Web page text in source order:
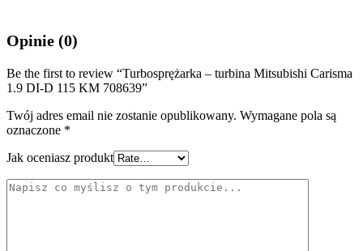
Opinie (0)
Be the first to review “Turbosprężarka – turbina Mitsubishi Carisma
1.9 DI-D 115 KM 708639”
Twój adres email nie zostanie opublikowany. Wymagane pola są
oznaczone *
Jak oceniasz produkt